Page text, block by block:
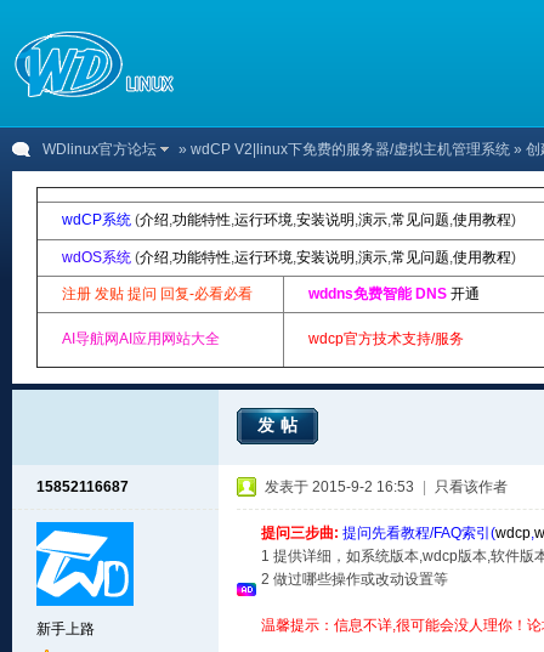
WDlinux官方论坛 » wdCP V2|linux下免费的服务器/虚拟主机管理系统 » 创
wdCP系统 (介绍,功能特性,运行环境,安装说明 ,演示,常见问题,使用教程)
wdOS系统 (介绍,功能特性,运行环境,安装说明 ,演示,常见问题,使用教程)
注册 发贴 提问 回复-必看必看 wddns免费智能 DNS 开通
AI导航网AI应用网站大全 wdcp官方技术支持/服务
发帖
15852116687
新手上路
发表于 2015-9-2 16:53 只看该作者
提问三步曲: 提问先看教程/FAQ索引(wdcp,
1 提供详细，如系统版本,wdcp版本,软件版
2 做过哪些操作或改动设置等
温馨提示：信息不详,很可能会没人理你！